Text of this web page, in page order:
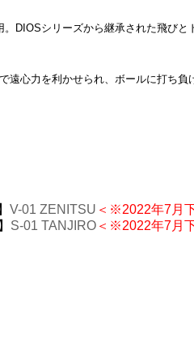
DIOSシリーズから継承された飛びと
遠心力を利かせられ、ボールに打ち負
V-01 ZENITSU ＜※2022年7月
S-01 TANJIRO ＜※2022年7月